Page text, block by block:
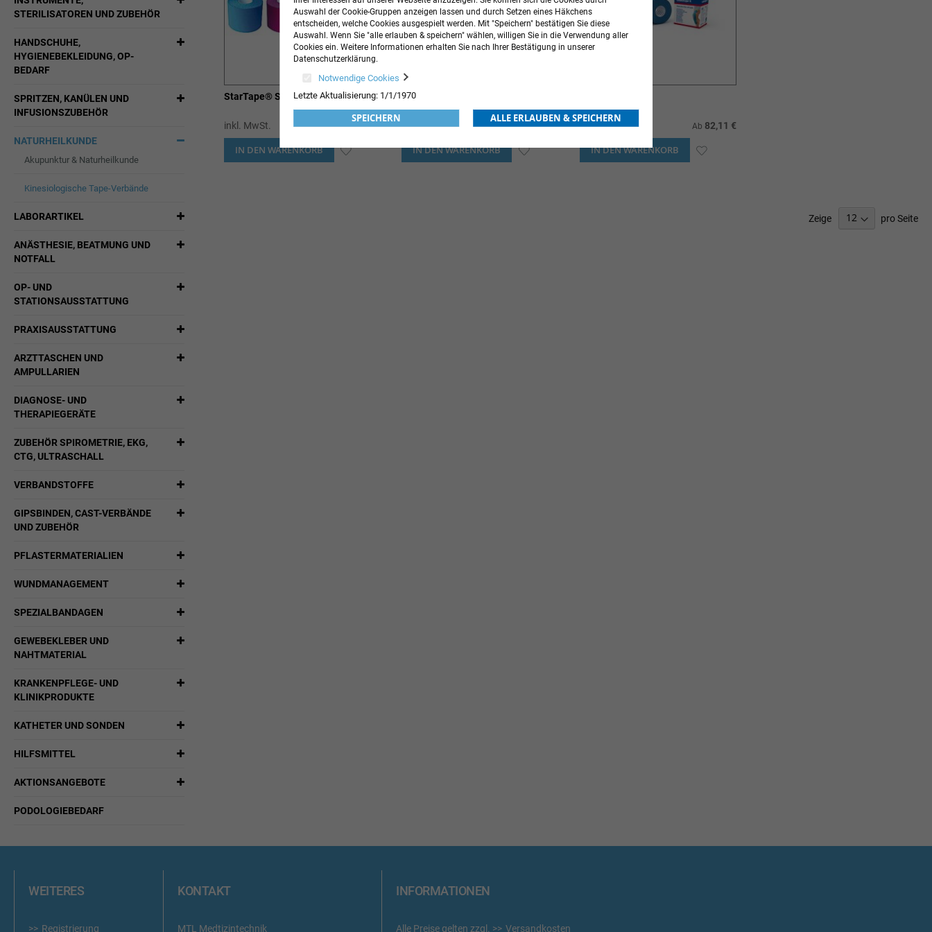
StarTape® SL Tape
inkl. MwSt. Ab6,55 €
IN DEN WARENKORB ZUR
SL Star-Tape® Cross-Patch
inkl. MwSt. 12,85 €
IN DEN WARENKORB ZUR
inkl. MwSt. Ab 82,11 €
IN DEN WARENKORB
Zeige
pro Seite
STERILISATOREN UND ZUBEHÖR
HANDSCHUHE,
HYGIENEBEKLEIDUNG, OP-
BEDARF
SPRITZEN, KANÜLEN UND
INFUSIONSZUBEHÖR
NATURHEILKUNDE
Akupunktur & Naturheilkunde
Kinesiologische Tape-Verbände
LABORARTIKEL
ANÄSTHESIE, BEATMUNG UND
NOTFALL
OP- UND
STATIONSAUSSTATTUNG
PRAXISAUSSTATTUNG
ARZTTASCHEN UND
AMPULLARIEN
DIAGNOSE- UND
THERAPIEGERÄTE
ZUBEHÖR SPIROMETRIE, EKG,
CTG, ULTRASCHALL
VERBANDSTOFFE
GIPSBINDEN, CAST-VERBÄNDE
UND ZUBEHÖR
PFLASTERMATERIALIEN
WUNDMANAGEMENT
SPEZIALBANDAGEN
GEWEBEKLEBER UND
NAHTMATERIAL
KRANKENPFLEGE- UND
KLINIKPRODUKTE
KATHETER UND SONDEN
HILFSMITTEL
AKTIONSANGEBOTE
PODOLOGIEBEDARF
WEITERES
Registrierung
KONTAKT
MTL Medtizintechnik
INFORMATIONEN
Alle Preise gelten zzgl. Versandkosten
Auswahl der Cookie-Gruppen anzeigen lassen und durch Setzen eines Häkchens
entscheiden, welche Cookies ausgespielt werden. Mit "Speichern" bestätigen Sie diese
Auswahl. Wenn Sie "alle erlauben & speichern" wählen, willigen Sie in die Verwendung aller
Cookies ein. Weitere Informationen erhalten Sie nach Ihrer Bestätigung in unserer
Datenschutzerklärung.
Notwendige Cookies
Letzte Aktualisierung: 1/1/1970
SPEICHERN ALLE ERLAUBEN & SPEICHERN